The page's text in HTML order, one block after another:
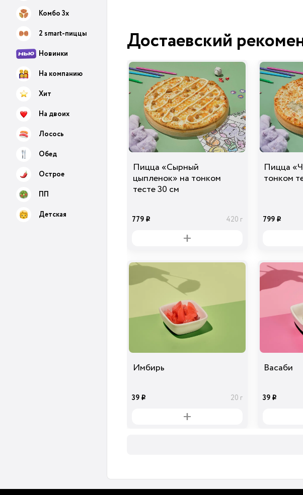
Комбо 3х
2 smart-пиццы
Новинки
На компанию
Хит
На двоих
Лосось
Обед
Острое
ПП
Детская
Достаевский
Пицца «Сырный
цыпленок» на тонком
тесте 30 см
779 i 420 г
Пицца
тонком
799 i
Имбирь
39 i 20 г
Васаби
39 i